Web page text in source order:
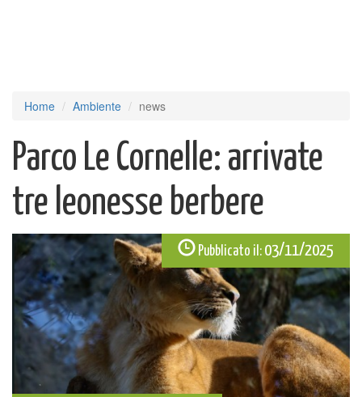
Home Ambiente news
Parco Le Cornelle: arrivate
tre leonesse berbere
Pubblicato il: 03/11/2025